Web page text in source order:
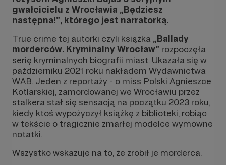
gwałcicielu z Wrocławia „Będziesz
następna!”, którego jest narratorką.
True crime tej autorki czyli książka „Ballady
morderców. Kryminalny Wrocław” rozpoczęła
serię kryminalnych biografii miast. Ukazała się w
październiku 2021 roku nakładem Wydawnictwa
WAB. Jeden z reportaży - o miss Polski Agnieszce
Kotlarskiej, zamordowanej we Wrocławiu przez
stalkera stał się sensacją na początku 2023 roku,
kiedy ktoś wypożyczył książkę z biblioteki, robiąc
w tekście o tragicznie zmarłej modelce wymowne
notatki.
Wszystko wskazuje na to, że zrobił je morderca.